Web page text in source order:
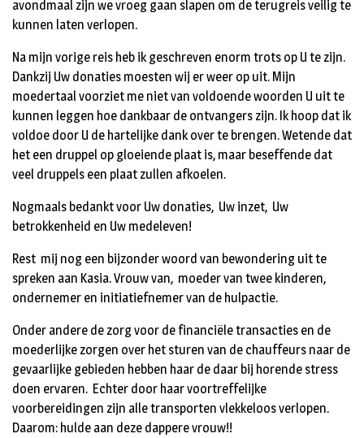
avondmaal zijn we vroeg gaan slapen om de terugreis veilig te
kunnen laten verlopen.
Na mijn vorige reis heb ik geschreven enorm trots op U te zijn.
Dankzij Uw donaties moesten wij er weer op uit. Mijn
moedertaal voorziet me niet van voldoende woorden U uit te
kunnen leggen hoe dankbaar de ontvangers zijn. Ik hoop dat ik
voldoe door U de hartelijke dank over te brengen. Wetende dat
het een druppel op gloeiende plaat is, maar beseffende dat
veel druppels een plaat zullen afkoelen.
Nogmaals bedankt voor Uw donaties, Uw inzet, Uw
betrokkenheid en Uw medeleven!
Rest mij nog een bijzonder woord van bewondering uit te
spreken aan Kasia. Vrouw van, moeder van twee kinderen,
ondernemer en initiatiefnemer van de hulpactie.
Onder andere de zorg voor de financiële transacties en de
moederlijke zorgen over het sturen van de chauffeurs naar de
gevaarlijke gebieden hebben haar de daar bij horende stress
doen ervaren. Echter door haar voortreffelijke
voorbereidingen zijn alle transporten vlekkeloos verlopen.
Daarom: hulde aan deze dappere vrouw!!